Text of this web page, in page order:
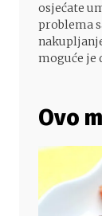
osjećate
problema
moguće je
Ovo